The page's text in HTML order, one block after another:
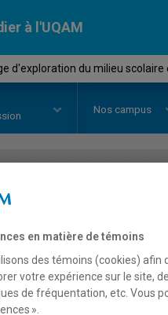
à l'UQAM
d'exploration du milieu
Nos campus
Description
en matière de témoins
des témoins (cookies)
votre expérience sur le site,
de fréquentation, etc. Vous
».